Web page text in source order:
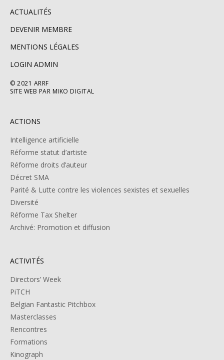
ACTUALITÉS
DEVENIR MEMBRE
MENTIONS LÉGALES
LOGIN ADMIN
© 2021 ARRF
SITE WEB PAR MIKO DIGITAL
ACTIONS
Intelligence artificielle
Réforme statut d’artiste
Réforme droits d’auteur
Décret SMA
Parité & Lutte contre les violences sexistes et sexuelles
Diversité
Réforme Tax Shelter
Archivé: Promotion et diffusion
ACTIVITÉS
Directors’ Week
PiTCH
Belgian Fantastic Pitchbox
Masterclasses
Rencontres
Formations
Kinograph